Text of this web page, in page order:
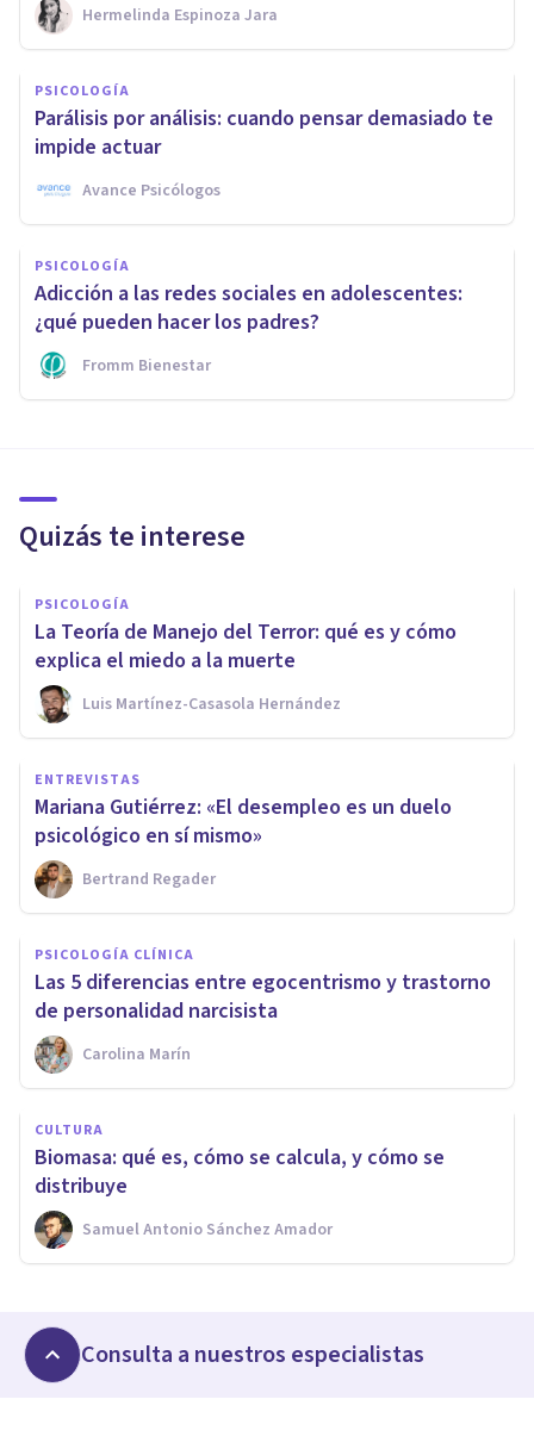
Hermelinda Espinoza Jara
PSICOLOGÍA
Parálisis por análisis: cuando pensar demasiado te
impide actuar
Avance Psicólogos
PSICOLOGÍA
Adicción a las redes sociales en adolescentes:
¿qué pueden hacer los padres?
Fromm Bienestar
Quizás te interese
PSICOLOGÍA
La Teoría de Manejo del Terror: qué es y cómo
explica el miedo a la muerte
Luis Martínez-Casasola Hernández
ENTREVISTAS
Mariana Gutiérrez: «El desempleo es un duelo
psicológico en sí mismo»
Bertrand Regader
PSICOLOGÍA CLÍNICA
Las 5 diferencias entre egocentrismo y trastorno
de personalidad narcisista
Carolina Marín
CULTURA
Biomasa: qué es, cómo se calcula, y cómo se
distribuye
Samuel Antonio Sánchez Amador
Consulta a nuestros especialistas